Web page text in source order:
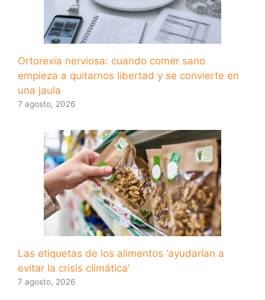
Ortorexia nerviosa: cuando comer sano
empieza a quitarnos libertad y se convierte en
una jaula
7 agosto, 2026
Las etiquetas de los alimentos ‘ayudarían a
evitar la crisis climática’
7 agosto, 2026